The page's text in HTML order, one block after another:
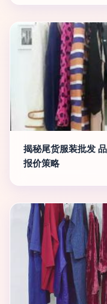
揭秘尾货服装批发
报价策略